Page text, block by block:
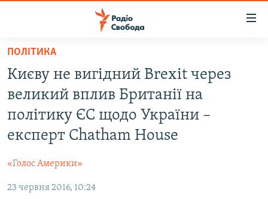
Перейти
основного
матеріалу
Перейти
до
основної
Перейти
до
ВСЕ ЗА ДОБУ
СТАТТІ
СУСПІЛЬСТВО
КУЛЬТУРА
ДОНБАС.РЕАЛІЇ
КРИМ.РЕАЛІЇ
ПОЛІТИКА
Києву не вигідний Brexit через
великий вплив Британії на
політику ЄС щодо України –
експерт Chatham House
«Голос Америки»
23 червня 2016, 10:24